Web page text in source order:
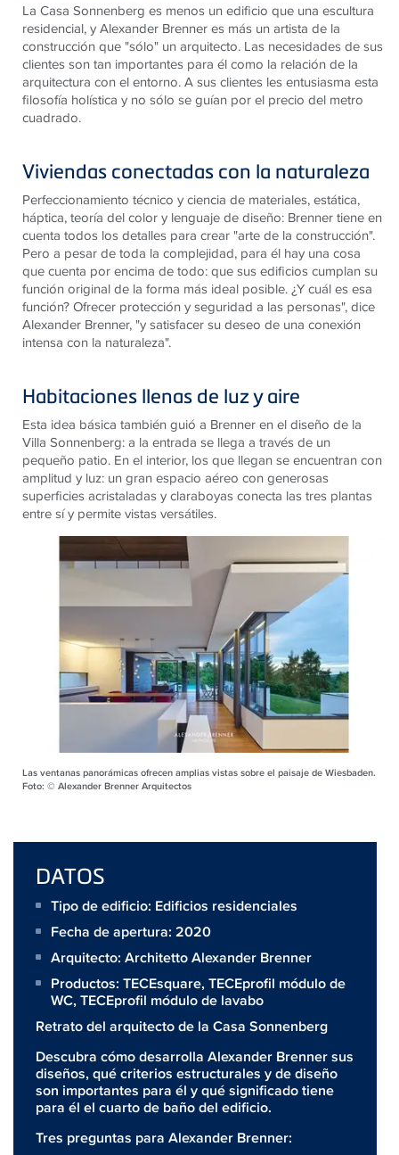
La Casa Sonnenberg es menos un edificio que una escultura
residencial, y Alexander Brenner es más un artista de la
construcción que "sólo" un arquitecto. Las necesidades de sus
clientes son tan importantes para él como la relación de la
arquitectura con el entorno. A sus clientes les entusiasma esta
filosofía holística y no sólo se guían por el precio del metro
cuadrado.
Viviendas conectadas con la naturaleza
Perfeccionamiento técnico y ciencia de materiales, estática,
háptica, teoría del color y lenguaje de diseño: Brenner tiene en
cuenta todos los detalles para crear "arte de la construcción".
Pero a pesar de toda la complejidad, para él hay una cosa
que cuenta por encima de todo: que sus edificios cumplan su
función original de la forma más ideal posible. ¿Y cuál es esa
función? Ofrecer protección y seguridad a las personas", dice
Alexander Brenner, "y satisfacer su deseo de una conexión
intensa con la naturaleza".
Habitaciones llenas de luz y aire
Esta idea básica también guió a Brenner en el diseño de la
Villa Sonnenberg: a la entrada se llega a través de un
pequeño patio. En el interior, los que llegan se encuentran con
amplitud y luz: un gran espacio aéreo con generosas
superficies acristaladas y claraboyas conecta las tres plantas
entre sí y permite vistas versátiles.
Las ventanas panorámicas ofrecen amplias vistas sobre el paisaje de Wiesbaden.
Foto: © Alexander Brenner Arquitectos
DATOS
Tipo de edificio: Edificios residenciales
Fecha de apertura: 2020
Arquitecto: Architetto Alexander Brenner
Productos: TECEsquare,TECEprofil módulo de
WC,TECEprofil módulo de lavabo
Retrato del arquitecto de la Casa Sonnenberg
Descubra cómo desarrolla Alexander Brenner sus
diseños, qué criterios estructurales y de diseño
son importantes para él y qué significado tiene
para él el cuarto de baño del edificio.
Tres preguntas para Alexander Brenner: